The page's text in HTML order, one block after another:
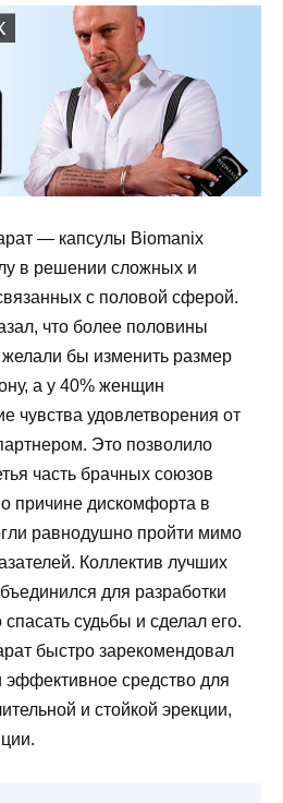
— капсулы Biomanix
в решении сложных и
с половой сферой.
что более половины
бы изменить размер
а у 40% женщин
чувства удовлетворения от
Это позволило
часть брачных союзов
причине дискомфорта в
равнодушно пройти мимо
Коллектив лучших
для разработки
судьбы и сделал его.
быстро зарекомендовал
эффективное средство для
и стойкой эрекции,